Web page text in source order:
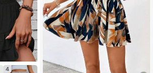
4